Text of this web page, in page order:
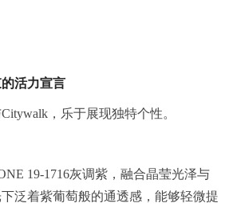
活力宣言
，乐于展现独特个性。
19-1716灰调紫，融合晶莹光泽与
泛着紫葡萄般的通透感，能够轻微提